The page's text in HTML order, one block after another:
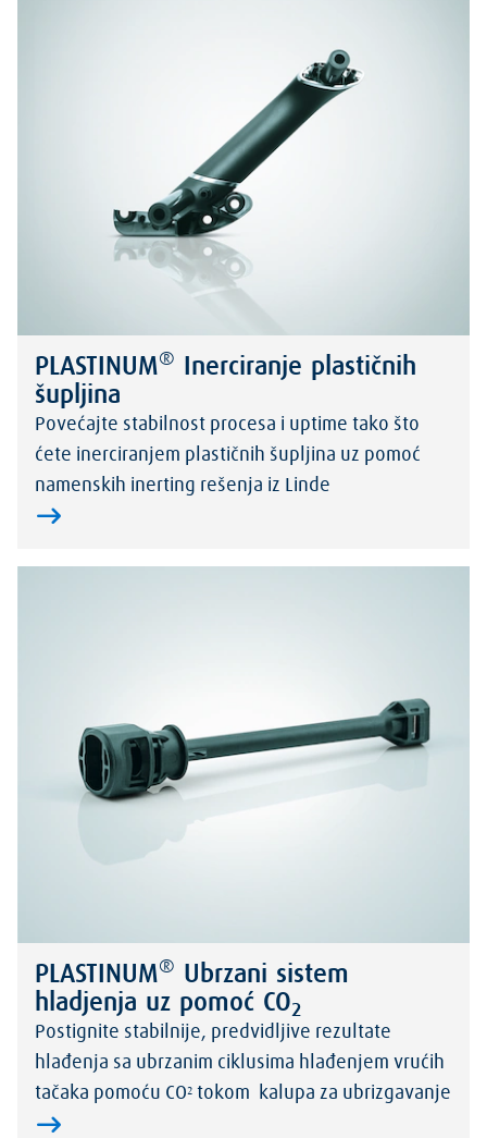
PLASTINUM®
Inerciranje plastičnih
šupljina
Povećajte stabilnost procesa i uptime tako što
ćete inerciranjem plastičnih šupljina uz pomoć
namenskih inerting rešenja iz Linde
PLASTINUM® Ubrzani sistem
hladjenja uz pomoć CO2
Postignite stabilnije, predvidljive rezultate
hlađenja sa ubrzanim ciklusima hlađenjem vrućih
tačaka pomoću CO2 tokom kalupa za ubrizgavanje